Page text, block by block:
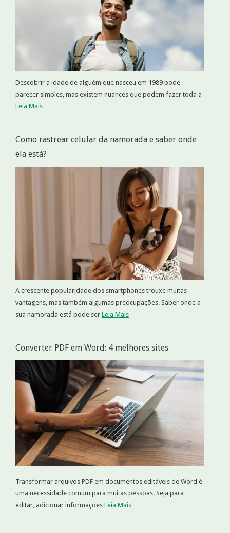
Descobrir a idade de alguém que nasceu em 1989 pode
parecer simples, mas existem nuances que podem fazer toda a
Leia Mais
Como rastrear celular da namorada e saber onde
ela está?
A crescente popularidade dos smartphones trouxe muitas
vantagens, mas também algumas preocupações. Saber onde a
sua namorada está pode ser Leia Mais
Converter PDF em Word: 4 melhores sites
Transformar arquivos PDF em documentos editáveis de Word é
uma necessidade comum para muitas pessoas. Seja para
editar, adicionar informações Leia Mais